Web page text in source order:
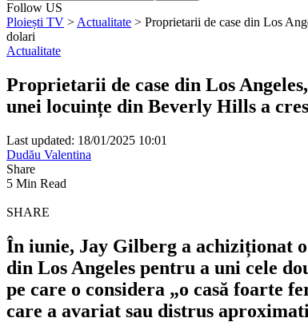
Follow US
Ploiești TV > Actualitate > Proprietarii de case din Los
dolari
Actualitate
Proprietarii de case din Los
unei locuințe din Beverly Hills a
Last updated: 18/01/2025 10:01
Dudău Valentina
Share
5 Min Read
SHARE
În iunie, Jay Gilberg a achiziționat
din Los Angeles pentru a uni cele
pe care o considera „o casă foarte
care a avariat sau distrus